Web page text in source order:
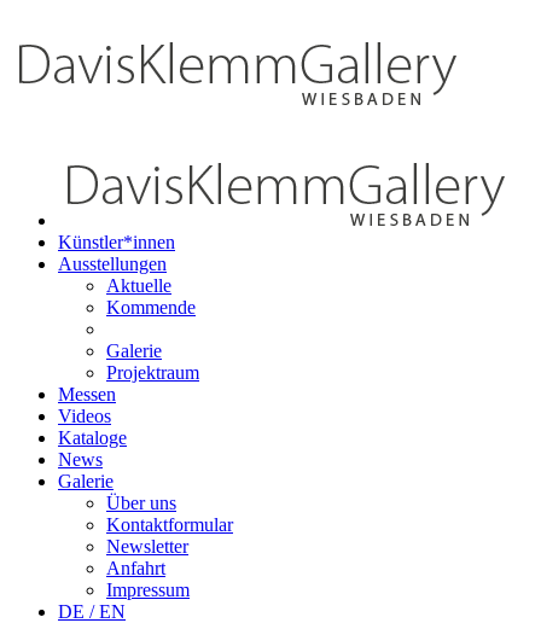
Künstler*innen
Ausstellungen
Aktuelle
Kommende
Galerie
Projektraum
Messen
Videos
Kataloge
News
Galerie
Über uns
Kontaktformular
Newsletter
Anfahrt
Impressum
DE / EN